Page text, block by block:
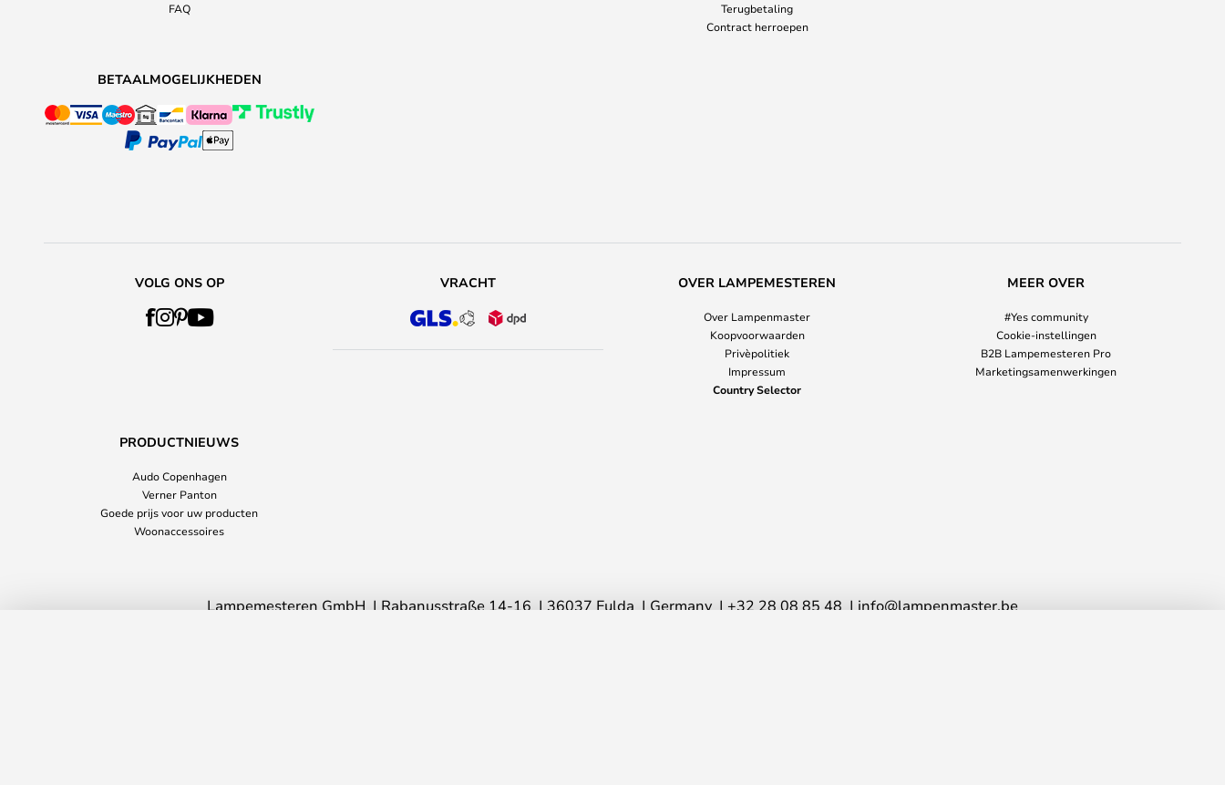
FAQ
Terugbetaling
Contract herroepen
BETAALMOGELIJKHEDEN
VOLG ONS OP VRACHT OVER LAMPEMESTEREN
Over Lampenmaster
Koopvoorwaarden
Privèpolitiek
Impressum
Country Selector
MEER OVER
#Yes community
Cookie-instellingen
B2B Lampemesteren Pro
Marketingsamenwerkingen
PRODUCTNIEUWS
Audo Copenhagen
Verner Panton
Goede prijs voor uw producten
Woonaccessoires
Lampemesteren GmbH Rabanusstraße 14-16 36037 Fulda Germany +32 28 08 85 48 info@lampenmaster.be